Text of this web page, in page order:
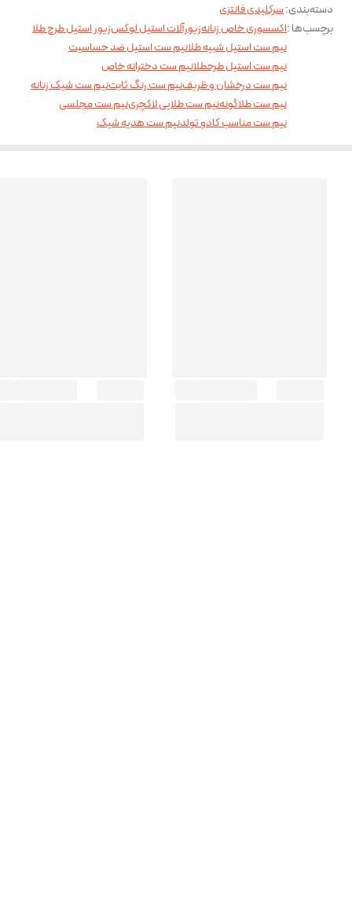
دسته‌بندی:سرکلیدی فانتزی
برچسب‌ها :اکسسوری خاص زنانهزیورآلات استیل لوکسزیور استیل طرح طلا
نیم ست استیل شبیه طلانیم ست استیل ضد حساسیت
نیم ست استیل طرحطلانیم ست دخترانه خاص
نیم ست درخشان و ظریفنیم ست رنگ ثابتنیم ست شیک زنانه
نیم ست طلاگونهنیم ست طلایی لاکچرینیم ست مجلسی
نیم ست مناسب کادو تولدنیم ست هدیه شیک